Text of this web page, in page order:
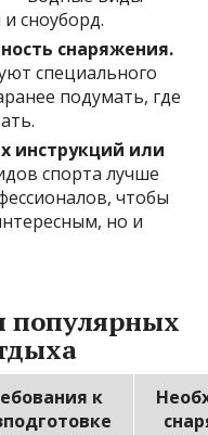
сноуборд.
снаряжения.
специального
подумать, где
инструкций или
спорта лучше
чтобы
но и
популярных
к